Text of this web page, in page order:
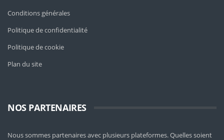
Conditions générales
Politique de confidentialité
Politique de cookie
Plan du site
NOS PARTENAIRES
Nous sommes partenaires avec plusieurs plateformes. Quelles soient